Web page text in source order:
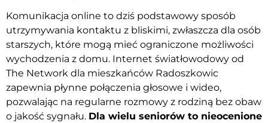
Komunikacja online to dziś podstawowy sposób
utrzymywania kontaktu z bliskimi, zwłaszcza dla osób
starszych, które mogą mieć ograniczone możliwości
wychodzenia z domu. Internet światłowodowy od
The Network dla mieszkańców Radoszkowic
zapewnia płynne połączenia głosowe i wideo,
pozwalając na regularne rozmowy z rodziną bez obaw
o jakość sygnału. Dla wielu seniorów to nieocenione